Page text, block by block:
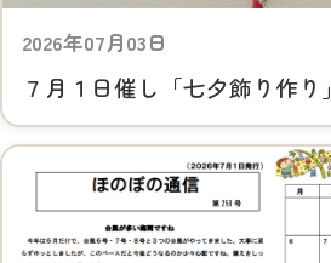
2026年07月03日
７月１日催し「七夕飾り作り」